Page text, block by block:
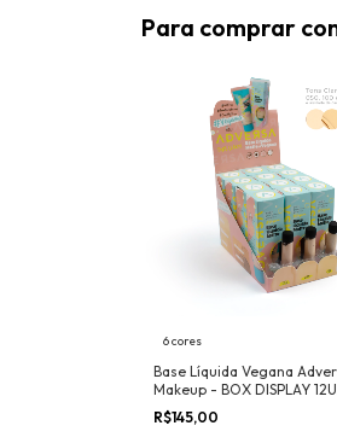
Para comprar
6 cores
Base Líquida Vegana
Makeup - BOX DISPLAY
Provadores
R$145,00